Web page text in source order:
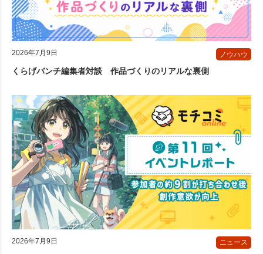
2026年7月9日 ノウハウ
くらげバンチ編集者対談 作品づくりのリアルな裏側
2026年7月9日 ニュース